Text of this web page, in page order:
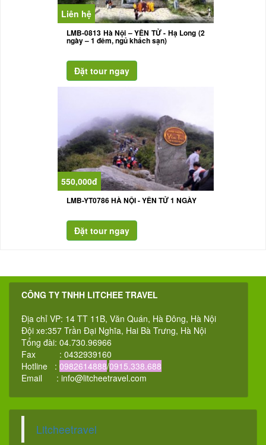
Liên hệ
LMB-0813 Hà Nội – YÊN TỬ - Hạ Long (2
ngày – 1 đêm, ngủ khách sạn)
550,000đ
LMB-YT0786 HÀ NỘI - YÊN TỬ 1 NGÀY
CÔNG TY TNHH LITCHEE TRAVEL
Địa chỉ VP: 14 TT 11B, Văn Quán, Hà Đông, Hà Nội
Đội xe:357 Trần Đại Nghĩa, Hai Bà Trưng, Hà Nội
Tổng đài: 04.730.96966
Fax : 0432939160
Hotline : 0982614888/0915.338.688
Email : info@litcheetravel.com
Litcheetravel